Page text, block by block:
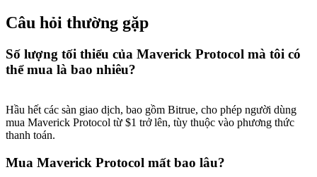
Câu hỏi thường gặp
Số lượng tối thiểu của Maverick Protocol mà tôi có
thể mua là bao nhiêu?
Hầu hết các sàn giao dịch, bao gồm Bitrue, cho phép người dùng
mua Maverick Protocol từ $1 trở lên, tùy thuộc vào phương thức
thanh toán.
Mua Maverick Protocol mất bao lâu?